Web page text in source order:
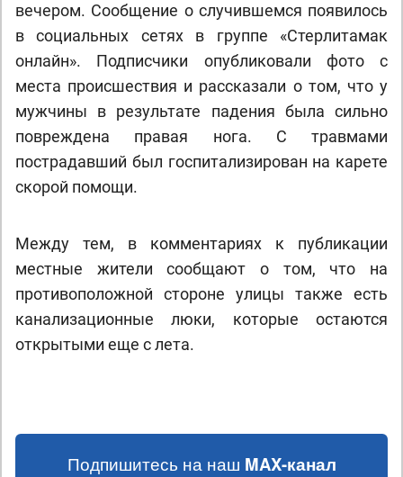
вечером. Сообщение о случившемся появилось
в социальных сетях в группе «Стерлитамак
онлайн». Подписчики опубликовали фото с
места происшествия и рассказали о том, что у
мужчины в результате падения была сильно
повреждена правая нога. С травмами
пострадавший был госпитализирован на карете
скорой помощи.
Между тем, в комментариях к публикации
местные жители сообщают о том, что на
противоположной стороне улицы также есть
канализационные люки, которые остаются
открытыми еще с лета.
Подпишитесь на наш MAX-канал